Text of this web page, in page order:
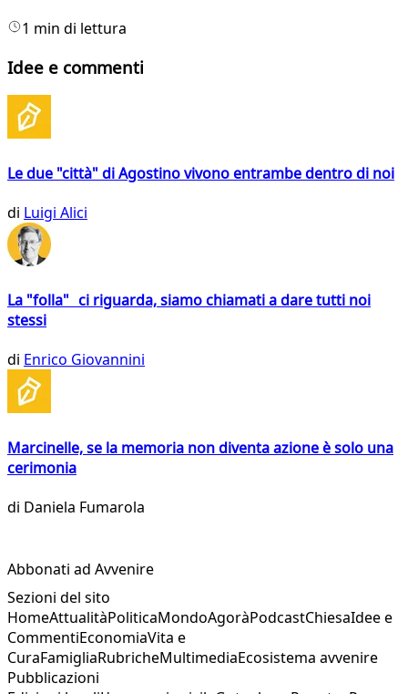
1 min di lettura
Idee e commenti
Le due "città" di Agostino vivono entrambe dentro di noi
di Luigi Alici
La "folla" ci riguarda, siamo chiamati a dare tutti noi
stessi
di Enrico Giovannini
Marcinelle, se la memoria non diventa azione è solo una
cerimonia
di Daniela Fumarola
Abbonati ad Avvenire
Sezioni del sito
HomeAttualitàPoliticaMondoAgoràPodcastChiesaIdee e
CommentiEconomiaVita e
CuraFamigliaRubricheMultimediaEcosistema avvenire
Pubblicazioni